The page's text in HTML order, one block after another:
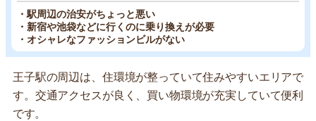
・駅周辺の治安がちょっと悪い
・新宿や池袋などに行くのに乗り換えが必要
・オシャレなファッションビルがない
王子駅の周辺は、住環境が整っていて住みやすいエリアで
す。交通アクセスが良く、買い物環境が充実していて便利
です。